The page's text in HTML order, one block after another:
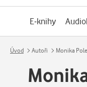
E-knihy
Úvod Autoři Monika